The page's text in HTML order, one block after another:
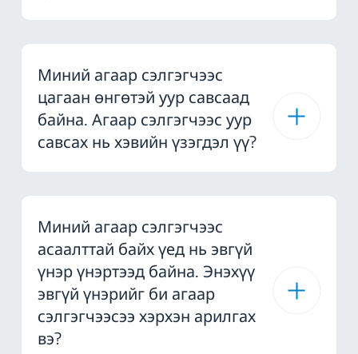
Миний агаар сэлгэгчээс
цагаан өнгөтэй уур савсаад
байна. Агаар сэлгэгчээс уур
савсах нь хэвийн үзэгдэл үү?
Миний агаар сэлгэгчээс
асаалттай байх үед нь эвгүй
үнэр үнэртээд байна. Энэхүү
эвгүй үнэрийг би агаар
сэлгэгчээсээ хэрхэн арилгах
вэ?